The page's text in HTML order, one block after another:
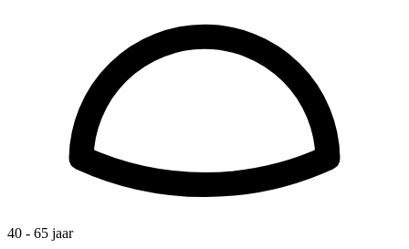
40 - 65 jaar